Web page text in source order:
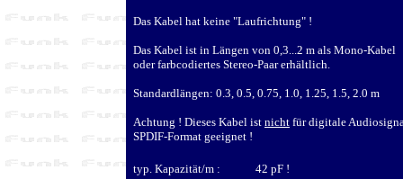
Das Kabel hat keine "Laufrichtung" !
Das Kabel ist in Längen von 0,3...2 m als Mono-Kabel
oder farbcodiertes Stereo-Paar erhältlich.
Standardlängen: 0.3, 0.5, 0.75, 1.0, 1.25, 1.5, 2.0 m
Achtung ! Dieses Kabel ist nicht für digitale
SPDIF-Format geeignet !
typ. Kapazität/m : 42 pF !